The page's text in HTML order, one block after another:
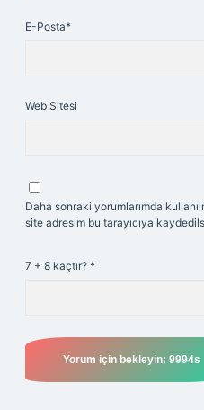
E-Posta*
Web Sitesi
Daha sonraki yorumlarımda
site adresim bu tarayıcıya
7 + 8 kaçtır? *